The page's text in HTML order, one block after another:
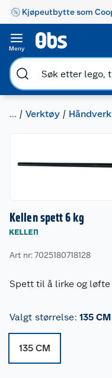
Kjøpeutbytte som
Meny
... Verktøy
Kellen spett 6 kg
Art nr: 7025180718128
Spett til å lirke og løfte
Valgt størrelse: 135 CM
135 CM